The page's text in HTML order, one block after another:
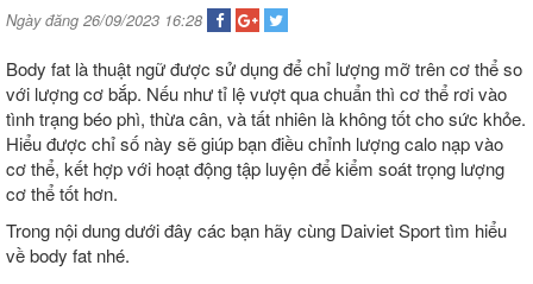
Ngày đăng 26/09/2023 16:28
Body fat là thuật ngữ được sử dụng để chỉ lượng mỡ trên cơ thể so
với lượng cơ bắp. Nếu như tỉ lệ vượt qua chuẩn thì cơ thể rơi vào
tình trạng béo phì, thừa cân, và tất nhiên là không tốt cho sức khỏe.
Hiểu được chỉ số này sẽ giúp bạn điều chỉnh lượng calo nạp vào
cơ thể, kết hợp với hoạt động tập luyện để kiểm soát trọng lượng
cơ thể tốt hơn.
Trong nội dung dưới đây các bạn hãy cùng Daiviet Sport tìm hiểu
về body fat nhé.